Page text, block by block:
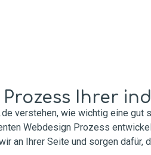
Ihrer
verstehen, wie wichtig eine gut
Webdesign Prozess
an Ihrer Seite und sorgen dafür,